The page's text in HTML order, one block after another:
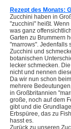
Rezept des Monats:
Zucchini haben in
"zucchini" heißt.
was ganz
Garten zu Brummern
"marrows". Jedenfalls
Zucchini und
botanischen
lecker schmecken.
nicht und nennen
Da wir nun schon
mehrere
in Großbritannien
große, noch auf dem
gibt und die
Erbspüree, das zu
hasst es.
Zurück zu unseren